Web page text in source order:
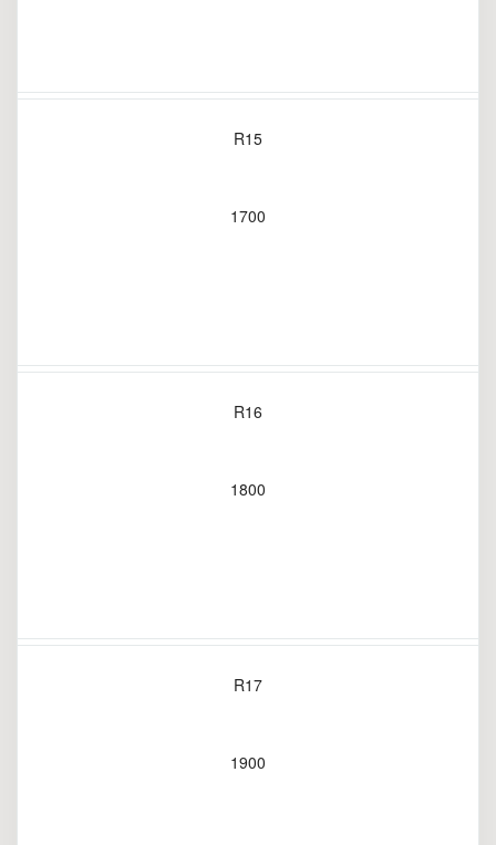
R15
1700
R16
1800
R17
1900